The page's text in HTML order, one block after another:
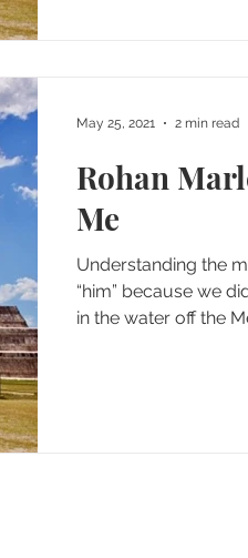
Rohan
Me
Understanding the
“him” because we
in the water off the
May 25, 2021 2 min read